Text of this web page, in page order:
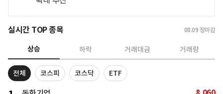
실시간 TOP 종목 08.09 장마감
상승 하락 거래대금 거래량
전체 코스피 코스닥 ETF